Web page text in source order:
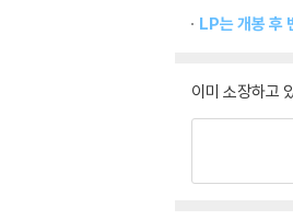
LP는 개봉 후
이미 소장하고